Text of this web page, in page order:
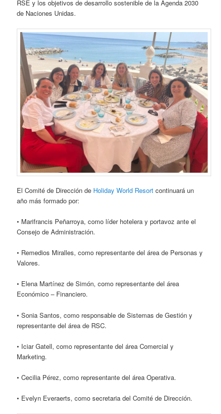
RSE y los objetivos de desarrollo sostenible de la Agenda 2030
de Naciones Unidas.
El Comité de Dirección de Holiday World Resort continuará un
año más formado por:
• Marifrancis Peñarroya, como líder hotelera y portavoz ante el
Consejo de Administración.
• Remedios Miralles, como representante del área de Personas y
Valores.
• Elena Martínez de Simón, como representante del área
Económico – Financiero.
• Sonia Santos, como responsable de Sistemas de Gestión y
representante del área de RSC.
• Iciar Gatell, como representante del área Comercial y
Marketing.
• Cecilia Pérez, como representante del área Operativa.
• Evelyn Everaerts, como secretaria del Comité de Dirección.